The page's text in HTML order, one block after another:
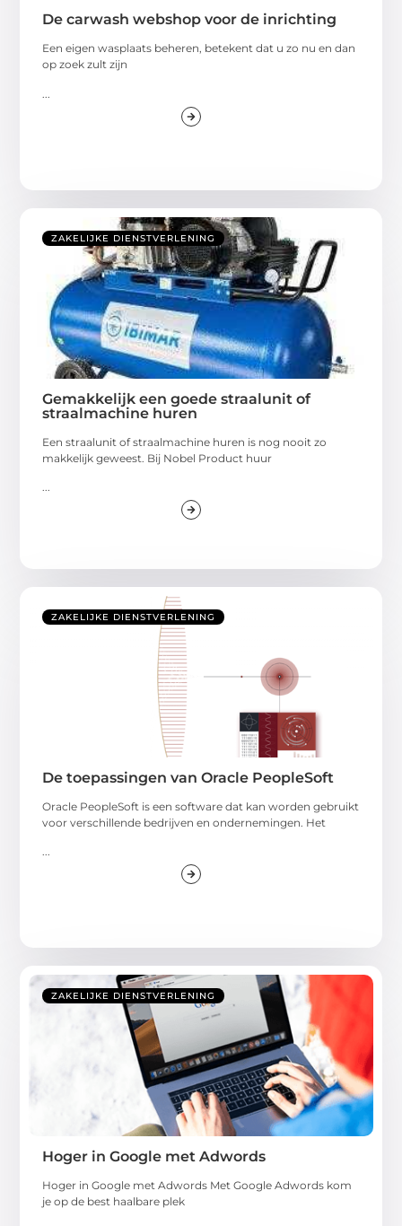
De carwash webshop voor de inrichting
Een eigen wasplaats beheren, betekent dat u zo nu en dan
op zoek zult zijn
ZAKELIJKE DIENSTVERLENING
Gemakkelijk een goede straalunit of
straalmachine huren
Een straalunit of straalmachine huren is nog nooit zo
makkelijk geweest. Bij Nobel Product huur
ZAKELIJKE DIENSTVERLENING
De toepassingen van Oracle PeopleSoft
Oracle PeopleSoft is een software dat kan worden gebruikt
voor verschillende bedrijven en ondernemingen. Het
...
ZAKELIJKE DIENSTVERLENING
Hoger in Google met Adwords
Hoger in Google met Adwords Met Google Adwords kom
je op de best haalbare plek